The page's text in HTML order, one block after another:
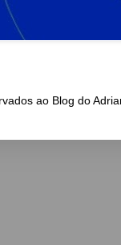
ao Blog do